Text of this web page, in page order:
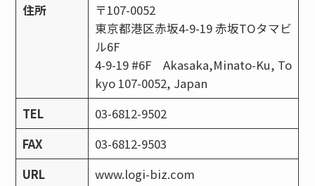
住所
〒107-0052
東京都港区赤坂4-9-19 赤坂TOタマビ
ル6F
4-9-19 #6F Akasaka,Minato-Ku, To
kyo 107-0052, Japan
TEL
03-6812-9502
FAX
03-6812-9503
URL
www.logi-biz.com